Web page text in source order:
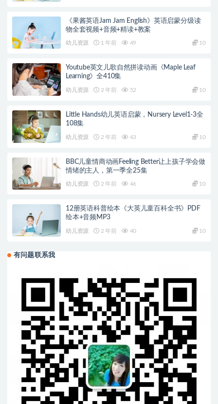
《果酱英语Jam Jam English》英语启蒙分级读
物全套视频+音频+精读+教案
幼儿资源 1 年前 49 10
Youtube英文儿歌自然拼读动画《Maple Leaf
Learning》全410集
幼儿资源 2 年前 52 10
Little Hands幼儿英语启蒙，Nursery Level1-3全
108集
幼儿资源 2 年前 43 10
BBC儿童情商动画Feeling Better让上孩子学会做
情绪的主人，第一季全25集
幼儿资源 2 年前 46 10
12册英语科普绘本《大英儿童百科全书》PDF
绘本+音频MP3
幼儿资源 2 年前 40 10
有问题联系我